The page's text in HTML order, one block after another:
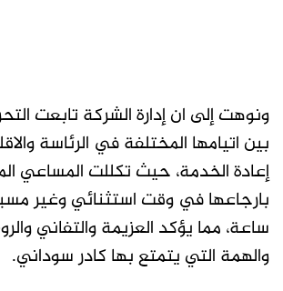
ونوهت إلى ان إدارة الشركة تابعت
بين اتيامها المختلفة في الرئاسة
إعادة الخدمة، حيث تكللت المساعي
ساعة، مما يؤكد العزيمة والتفاني
والهمة التي يتمتع بها كادر سوداني.